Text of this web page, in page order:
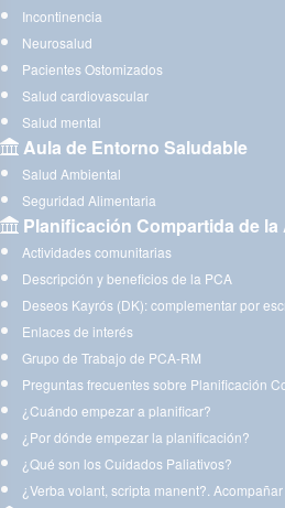
Incontinencia
Neurosalud
Pacientes Ostomizados
Salud cardiovascular
Salud mental
Aula de Entorno Saludable
Salud Ambiental
Seguridad Alimentaria
Planificación Compartida de la
Actividades comunitarias
Descripción y beneficios de la PCA
Deseos Kayrós (DK): complementar por
Enlaces de interés
Grupo de Trabajo de PCA-RM
Preguntas frecuentes sobre Planificación
¿Cuándo empezar a planificar?
¿Por dónde empezar la planificación?
¿Qué son los Cuidados Paliativos?
¿Verba volant, scripta manent?.